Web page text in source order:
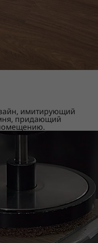
имитирующий
придающий